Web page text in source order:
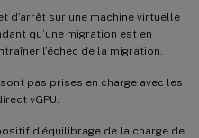
d’arrêt sur une machine virtuelle
qu’une migration est en
l’échec de la migration.
pas prises en charge avec les
vGPU.
d’équilibrage de la charge de